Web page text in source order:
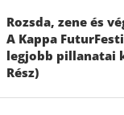
Rozsda, zene és
A Kappa
legjobb pillanatai
Rész)